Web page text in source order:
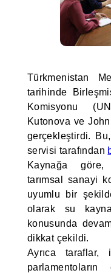
Türkmenistan
tarihinde
Komisyonu
Kutonova ve
gerçekleştirdi.
servisi tarafından
Kaynağa göre,
tarımsal sanayi
uyumlu bir
olarak su
konusunda
dikkat çekildi.
Ayrıca taraflar,